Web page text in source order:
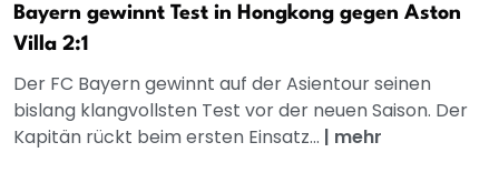
Bayern gewinnt Test in Hongkong gegen Aston
Villa 2:1
Der FC Bayern gewinnt auf der Asientour seinen
bislang klangvollsten Test vor der neuen Saison. Der
Kapitän rückt beim ersten Einsatz... | mehr